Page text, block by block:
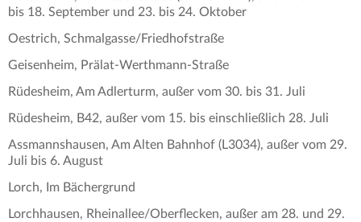
bis 18. September und 23. bis 24. Oktober
Oestrich, Schmalgasse/Friedhofstraße
Geisenheim, Prälat-Werthmann-Straße
Rüdesheim, Am Adlerturm, außer vom 30. bis 31. Juli
Rüdesheim, B42, außer vom 15. bis einschließlich 28. Juli
Assmannshausen, Am Alten Bahnhof (L3034), außer vom 29.
Juli bis 6. August
Lorch, Im Bächergrund
Lorchhausen, Rheinallee/Oberflecken, außer am 28. und 29.